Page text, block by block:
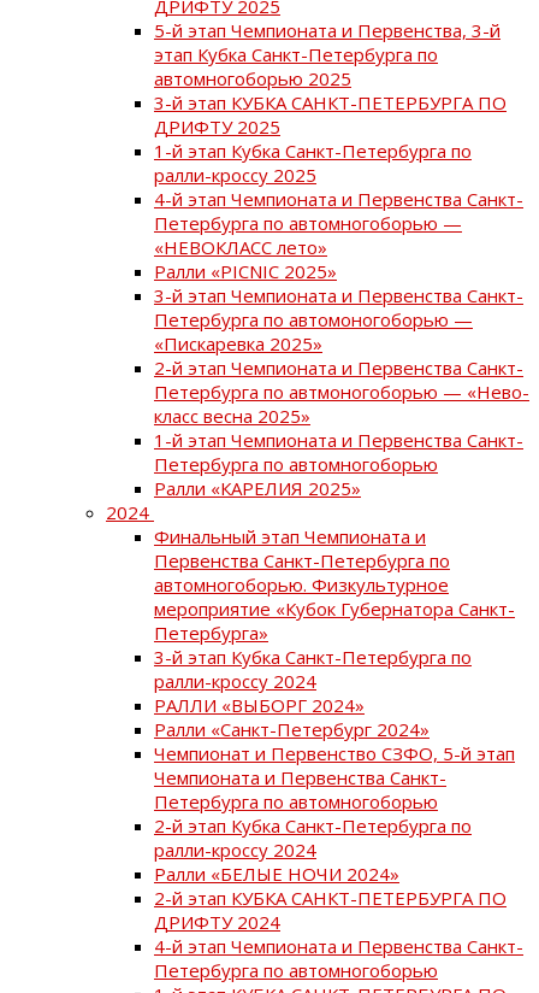
ДРИФТУ 2025
5-й этап Чемпионата и Первенства, 3-й
этап Кубка Санкт-Петербурга по
автомногоборью 2025
3-й этап КУБКА САНКТ-ПЕТЕРБУРГА ПО
ДРИФТУ 2025
1-й этап Кубка Санкт-Петербурга по
ралли-кроссу 2025
4-й этап Чемпионата и Первенства Санкт-
Петербурга по автомногоборью —
«НЕВОКЛАСС лето»
Ралли «PICNIC 2025»
3-й этап Чемпионата и Первенства Санкт-
Петербурга по автомоногоборью —
«Пискаревка 2025»
2-й этап Чемпионата и Первенства Санкт-
Петербурга по автмоногоборью — «Нево-
класс весна 2025»
1-й этап Чемпионата и Первенства Санкт-
Петербурга по автомногоборью
Ралли «КАРЕЛИЯ 2025»
2024
Финальный этап Чемпионата и
Первенства Санкт-Петербурга по
автомногоборью. Физкультурное
мероприятие «Кубок Губернатора Санкт-
Петербурга»
3-й этап Кубка Санкт-Петербурга по
ралли-кроссу 2024
РАЛЛИ «ВЫБОРГ 2024»
Ралли «Санкт-Петербург 2024»
Чемпионат и Первенство СЗФО, 5-й этап
Чемпионата и Первенства Санкт-
Петербурга по автомногоборью
2-й этап Кубка Санкт-Петербурга по
ралли-кроссу 2024
Ралли «БЕЛЫЕ НОЧИ 2024»
2-й этап КУБКА САНКТ-ПЕТЕРБУРГА ПО
ДРИФТУ 2024
4-й этап Чемпионата и Первенства Санкт-
Петербурга по автомногоборью